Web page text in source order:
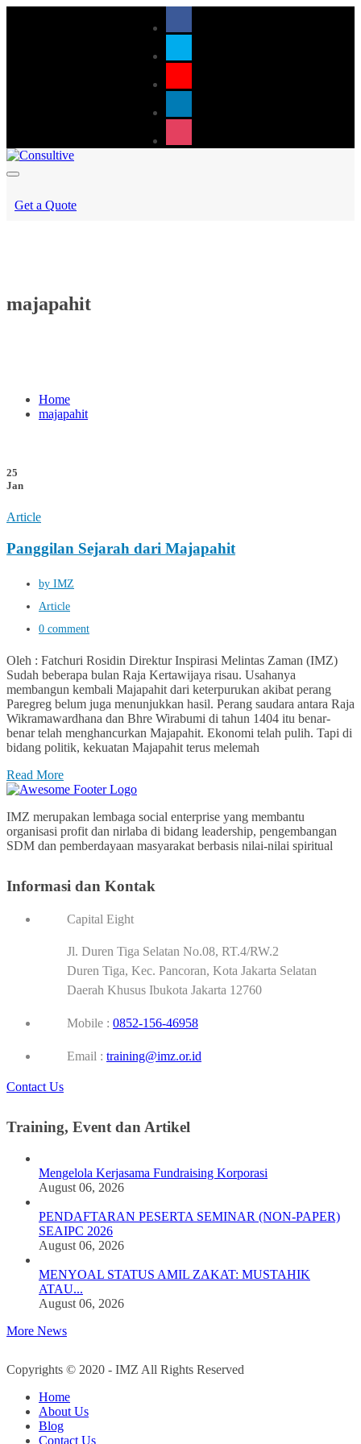
Get a Quote
majapahit
Home
majapahit
25
Jan
Article
Panggilan Sejarah dari Majapahit
by IMZ
Article
0 comment
Oleh : Fatchuri Rosidin Direktur Inspirasi Melintas Zaman (IMZ)
Sudah beberapa bulan Raja Kertawijaya risau. Usahanya
membangun kembali Majapahit dari keterpurukan akibat perang
Paregreg belum juga menunjukkan hasil. Perang saudara antara Raja
Wikramawardhana dan Bhre Wirabumi di tahun 1404 itu benar-
benar telah menghancurkan Majapahit. Ekonomi telah pulih. Tapi di
bidang politik, kekuatan Majapahit terus melemah
Read More
IMZ merupakan lembaga social enterprise yang membantu
organisasi profit dan nirlaba di bidang leadership, pengembangan
SDM dan pemberdayaan masyarakat berbasis nilai-nilai spiritual
Informasi dan Kontak
Capital Eight
Jl. Duren Tiga Selatan No.08, RT.4/RW.2
Duren Tiga, Kec. Pancoran, Kota Jakarta Selatan
Daerah Khusus Ibukota Jakarta 12760
Mobile : 0852-156-46958
Email : training@imz.or.id
Contact Us
Training, Event dan Artikel
Mengelola Kerjasama Fundraising Korporasi
August 06, 2026
PENDAFTARAN PESERTA SEMINAR (NON-PAPER)
SEAIPC 2026
August 06, 2026
MENYOAL STATUS AMIL ZAKAT: MUSTAHIK
ATAU...
August 06, 2026
More News
Copyrights © 2020 - IMZ All Rights Reserved
Home
About Us
Blog
Contact Us